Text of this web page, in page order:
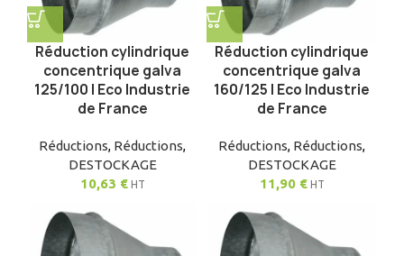
Réduction cylindrique
concentrique galva
125/100 | Eco Industrie
de France
Réductions, Réductions,
DESTOCKAGE
10,63 € HT
Réduction cylindrique
concentrique galva
160/125 | Eco Industrie
de France
Réductions, Réductions,
DESTOCKAGE
11,90 € HT